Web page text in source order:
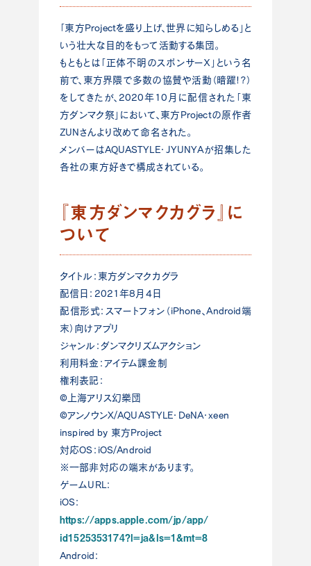
「東方Projectを盛り上げ、世界に知らしめる」と
いう壮大な目的をもって活動する集団。
もともとは「正体不明のスポンサーＸ」という名
前で、東方界隈で多数の協賛や活動（暗躍!?）
をしてきたが、2020年10月に配信された「東
方ダンマク祭」において、東方Projectの原作者
ZUNさんより改めて命名された。
メンバーはAQUASTYLE・JYUNYAが招集した
各社の東方好きで構成されている。
『東方ダンマクカグラ』に
ついて
タイトル：東方ダンマクカグラ
配信日：2021年8月4日
配信形式：スマートフォン（iPhone、Android端
末）向けアプリ
ジャンル：ダンマクリズムアクション
利用料金：アイテム課金制
権利表記：
©上海アリス幻樂団
©アンノウンX/AQUASTYLE・DeNA・xeen
inspired by 東方Project
対応OS：iOS/Android
※一部非対応の端末があります。
ゲームURL：
iOS：
https://apps.apple.com/jp/app/
id1525353174?l=ja&ls=1&mt=8
Android：